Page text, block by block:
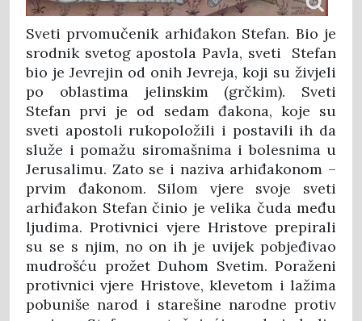
Sveti prvomučenik arhiđakon Stefan. Bio je
srodnik svetog apostola Pavla, sveti Stefan
bio je Jevrejin od onih Jevreja, koji su živjeli
po oblastima jelinskim (grčkim). Sveti
Stefan prvi je od sedam đakona, koje su
sveti apostoli rukopoložili i postavili ih da
služe i pomažu siromašnima i bolesnima u
Jerusalimu. Zato se i naziva arhiđakonom –
prvim đakonom. Silom vjere svoje sveti
arhiđakon Stefan činio je velika čuda među
ljudima. Protivnici vjere Hristove prepirali
su se s njim, no on ih je uvijek pobjeđivao
mudrošću prožet Duhom Svetim. Poraženi
protivnici vjere Hristove, klevetom i lažima
pobuniše narod i starešine narodne protiv